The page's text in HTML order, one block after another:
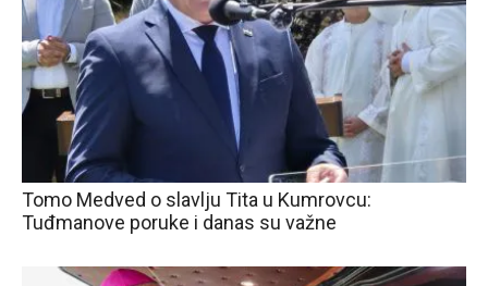
Tomo Medved o slavlju Tita u Kumrovcu:
Tuđmanove poruke i danas su važne